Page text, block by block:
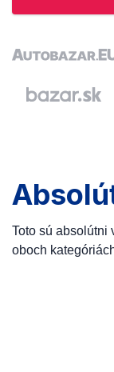
Toto sú absolútni
oboch